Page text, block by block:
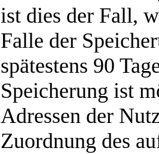
ist dies der Fall,
Falle der
spätestens 90
Speicherung ist
Adressen der
Zuordnung des